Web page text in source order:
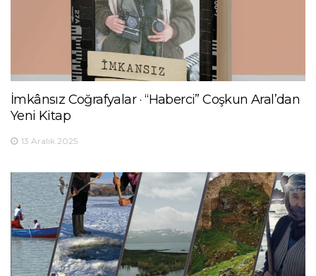
İmkânsız Coğrafyalar · “Haberci” Coşkun Aral’dan
Yeni Kitap
13 Aralık 2025